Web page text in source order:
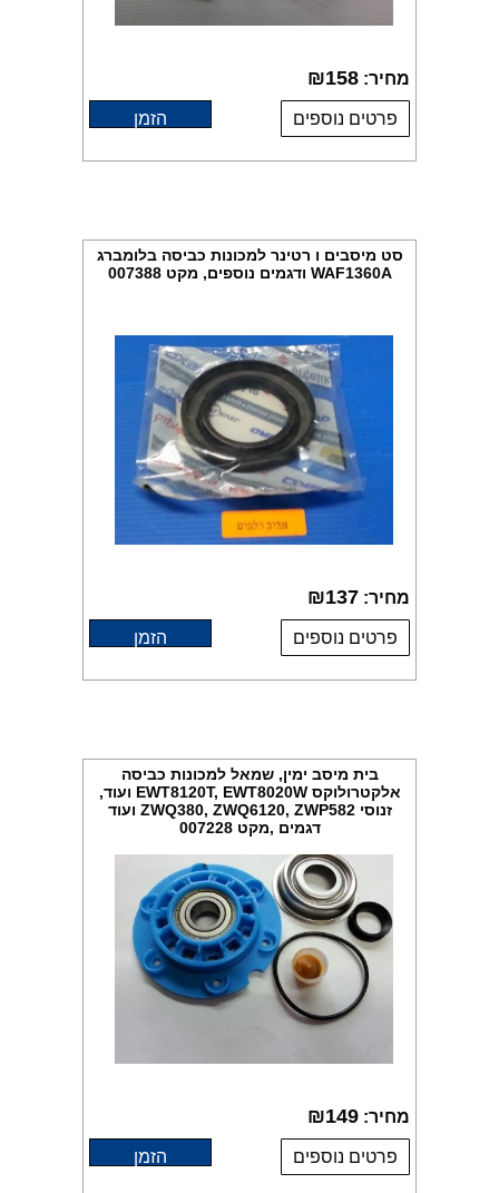
מחיר: ₪158
פרטים נוספים הזמן
סט מיסבים ו רטינר למכונות כביסה בלומברג
WAF1360A ודגמים נוספים, מקט 007388
מחיר: ₪137
פרטים נוספים הזמן
בית מיסב ימין, שמאל למכונות כביסה
אלקטרולוקס EWT8120T, EWT8020W ועוד,
זנוסי ZWQ380, ZWQ6120, ZWP582 ועוד
דגמים ,מקט 007228
מחיר: ₪149
פרטים נוספים הזמן